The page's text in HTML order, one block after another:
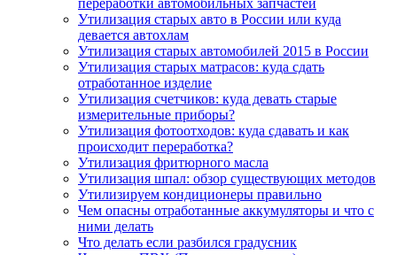
переработки автомобильных запчастей
Утилизация старых авто в России или куда
девается автохлам
Утилизация старых автомобилей 2015 в России
Утилизация старых матрасов: куда сдать
отработанное изделие
Утилизация счетчиков: куда девать старые
измерительные приборы?
Утилизация фотоотходов: куда сдавать и как
происходит переработка?
Утилизация фритюрного масла
Утилизация шпал: обзор существующих методов
Утилизируем кондиционеры правильно
Чем опасны отработанные аккумуляторы и что с
ними делать
Что делать если разбился градусник